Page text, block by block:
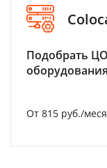
Подобрать
оборудования
От 815 руб./